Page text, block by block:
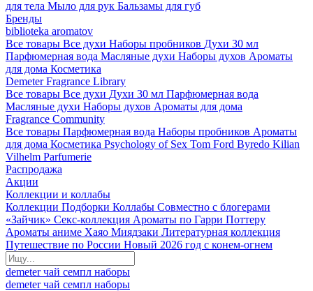
для тела Мыло для рук Бальзамы для губ
Бренды
biblioteka aromatov
Все товары Все духи Наборы пробников Духи 30 мл
Парфюмерная вода Масляные духи Наборы духов Ароматы
для дома Косметика
Demeter Fragrance Library
Все товары Все духи Духи 30 мл Парфюмерная вода
Масляные духи Наборы духов Ароматы для дома
Fragrance Community
Все товары Парфюмерная вода Наборы пробников Ароматы
для дома Косметика Psychology of Sex Tom Ford Byredo Kilian
Vilhelm Parfumerie
Распродажа
Акции
Коллекции и коллабы
Коллекции Подборки Коллабы Совместно с блогерами
«Зайчик» Секс-коллекция Ароматы по Гарри Поттеру
Ароматы аниме Хаяо Миядзаки Литературная коллекция
Путешествие по России Новый 2026 год с конем-огнем
demeterчай семпл наборы
demeterчай семпл наборы